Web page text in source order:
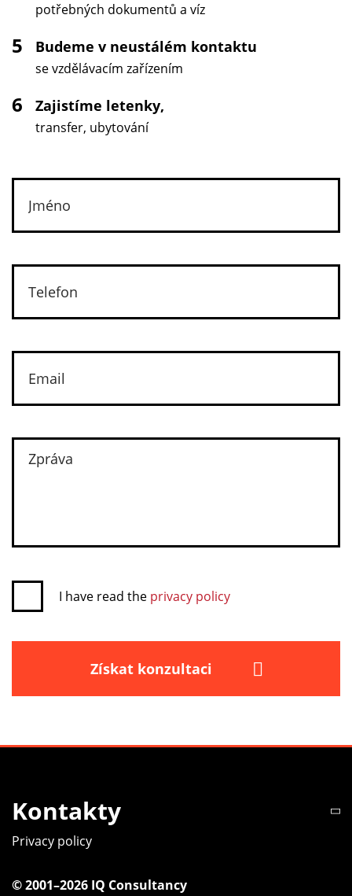
potřebných dokumentů a víz
5 Budeme v neustálém kontaktu
se vzdělávacím zařízením
6 Zajistíme letenky,
transfer, ubytování
I have read the privacy policy
Získat konzultaci
Kontakty
Privacy policy
© 2001–2026 IQ Consultancy